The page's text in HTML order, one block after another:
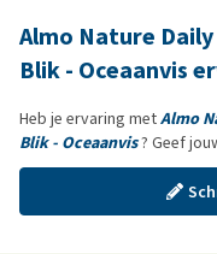
Almo Nature
Blik - Oceaanvis
Heb je ervaring metAlmo
Blik - Oceaanvis? Geef